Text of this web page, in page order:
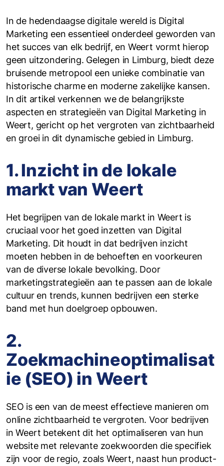
In de hedendaagse digitale wereld is Digital
Marketing een essentieel onderdeel geworden van
het succes van elk bedrijf, en Weert vormt hierop
geen uitzondering. Gelegen in Limburg, biedt deze
bruisende metropool een unieke combinatie van
historische charme en moderne zakelijke kansen.
In dit artikel verkennen we de belangrijkste
aspecten en strategieën van Digital Marketing in
Weert, gericht op het vergroten van zichtbaarheid
en groei in dit dynamische gebied in Limburg.
1. Inzicht in de lokale
markt van Weert
Het begrijpen van de lokale markt in Weert is
cruciaal voor het goed inzetten van Digital
Marketing. Dit houdt in dat bedrijven inzicht
moeten hebben in de behoeften en voorkeuren
van de diverse lokale bevolking. Door
marketingstrategieën aan te passen aan de lokale
cultuur en trends, kunnen bedrijven een sterke
band met hun doelgroep opbouwen.
2.
Zoekmachineoptimalisat
ie (SEO) in Weert
SEO is een van de meest effectieve manieren om
online zichtbaarheid te vergroten. Voor bedrijven
in Weert betekent dit het optimaliseren van hun
website met relevante zoekwoorden die specifiek
zijn voor de regio, zoals Weert, naast hun product-